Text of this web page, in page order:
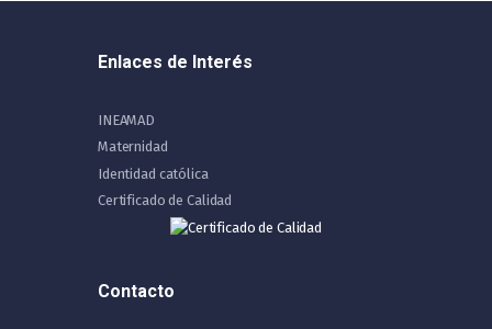
Enlaces de Interés
INEAMAD
Maternidad
Identidad católica
Certificado de Calidad
Contacto